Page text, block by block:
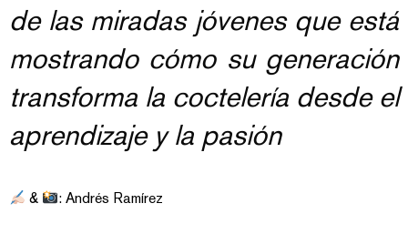
de las miradas jóvenes que está
mostrando cómo su generación
transforma la coctelería desde el
aprendizaje y la pasión
& : Andrés Ramírez